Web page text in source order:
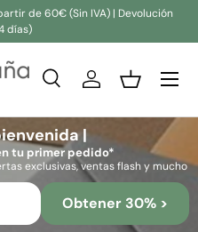
de 60€ (Sin IVA) | Devolución
días)
BuscarIniciar sesión
Cesta
|
tu primer pedido*
exclusivas, ventas flash y mucho
Obtener 30% >